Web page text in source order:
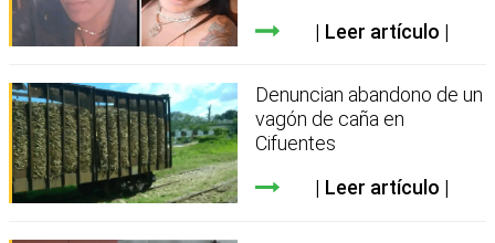
Leer artículo
Denuncian abandono de un
vagón de caña en
Cifuentes
Leer artículo